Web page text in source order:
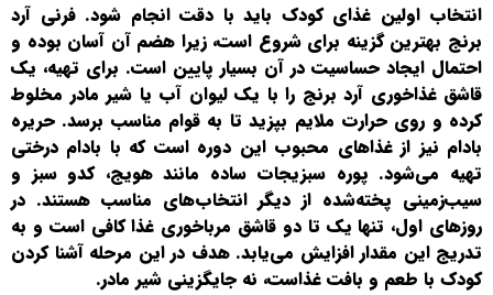
انتخاب اولین غذای کودک باید با دقت انجام شود. فرنی آرد
برنج بهترین گزینه برای شروع است، زیرا هضم آن آسان بوده و
احتمال ایجاد حساسیت در آن بسیار پایین است. برای تهیه، یک
قاشق غذاخوری آرد برنج را با یک لیوان آب یا شیر مادر مخلوط
کرده و روی حرارت ملایم بپزید تا به قوام مناسب برسد. حریره
بادام نیز از غذاهای محبوب این دوره است که با بادام درختی
تهیه می‌شود. پوره سبزیجات ساده مانند هویج، کدو سبز و
سیب‌زمینی پخته‌شده از دیگر انتخاب‌های مناسب هستند. در
روزهای اول، تنها یک تا دو قاشق مرباخوری غذا کافی است و به
تدریج این مقدار افزایش می‌یابد. هدف در این مرحله آشنا کردن
کودک با طعم و بافت غذاست، نه جایگزینی شیر مادر.